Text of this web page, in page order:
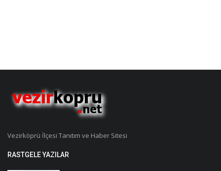
Vezirköprü İlçesi Tanıtım ve Haber Sitesi
RASTGELE YAZILAR